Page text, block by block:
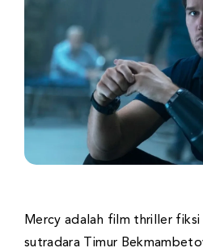
Mercy adalah film thriller fiksi
sutradara Timur